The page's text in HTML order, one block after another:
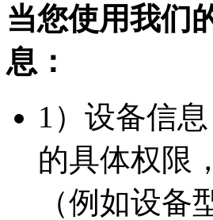
当您使用我们
息：
1）设备信
的具体权限
（例如设